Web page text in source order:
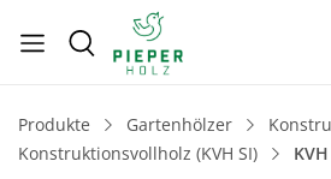
Produkte Gartenhölzer
Konstruktionsvollholz (KVH SI)